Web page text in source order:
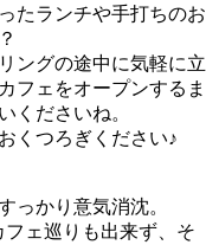
たランチや手打ちのお
ングの途中に気軽に立
フェをオープンするま
くださいね。
くつろぎください♪
っかり意気消沈。
ェ巡りも出来ず、そ